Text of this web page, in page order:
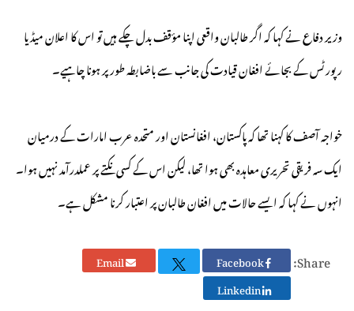
وزیر دفاع نے کہا کہ اگر طالبان واقعی اپنا مؤقف بدل چکے ہیں تو اس کا اعلان میڈیا
رپورٹس کے بجائے افغان قیادت کی جانب سے باضابطہ طور پر ہونا چاہیے۔
خواجہ آصف کا کہنا تھا کہ پاکستان، افغانستان اور متحدہ عرب امارات کے درمیان
ایک سہ فریقی تحریری معاہدہ بھی ہوا تھا، لیکن اس کے کسی نکتے پر عملدرآمد نہیں ہوا۔
انہوں نے کہا کہ ایسے حالات میں افغان طالبان پر اعتبار کرنا مشکل ہے۔
Share:
Email
Linkedin